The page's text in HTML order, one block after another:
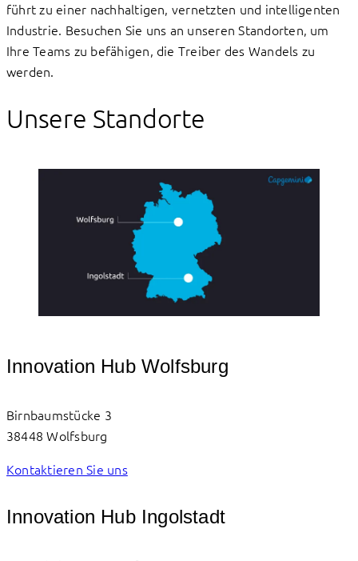
führt zu einer nachhaltigen, vernetzten und intelligenten
Industrie. Besuchen Sie uns an unseren Standorten, um
Ihre Teams zu befähigen, die Treiber des Wandels zu
werden.
Unsere Standorte
Innovation Hub Wolfsburg
Birnbaumstücke 3
38448 Wolfsburg
Kontaktieren Sie uns
Innovation Hub Ingolstadt